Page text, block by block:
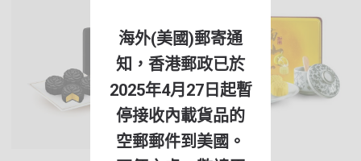
海外(美國)郵寄通
知，香港郵政已於
2025年4月27日起暫
停接收內載貨品的
空郵郵件到美國。